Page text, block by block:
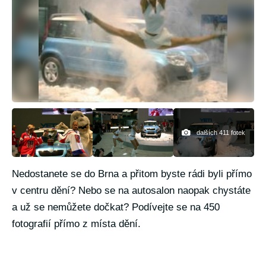
dalších 411 fotek
Nedostanete se do Brna a přitom byste rádi byli přímo
v centru dění? Nebo se na autosalon naopak chystáte
a už se nemůžete dočkat? Podívejte se na 450
fotografií přímo z místa dění.